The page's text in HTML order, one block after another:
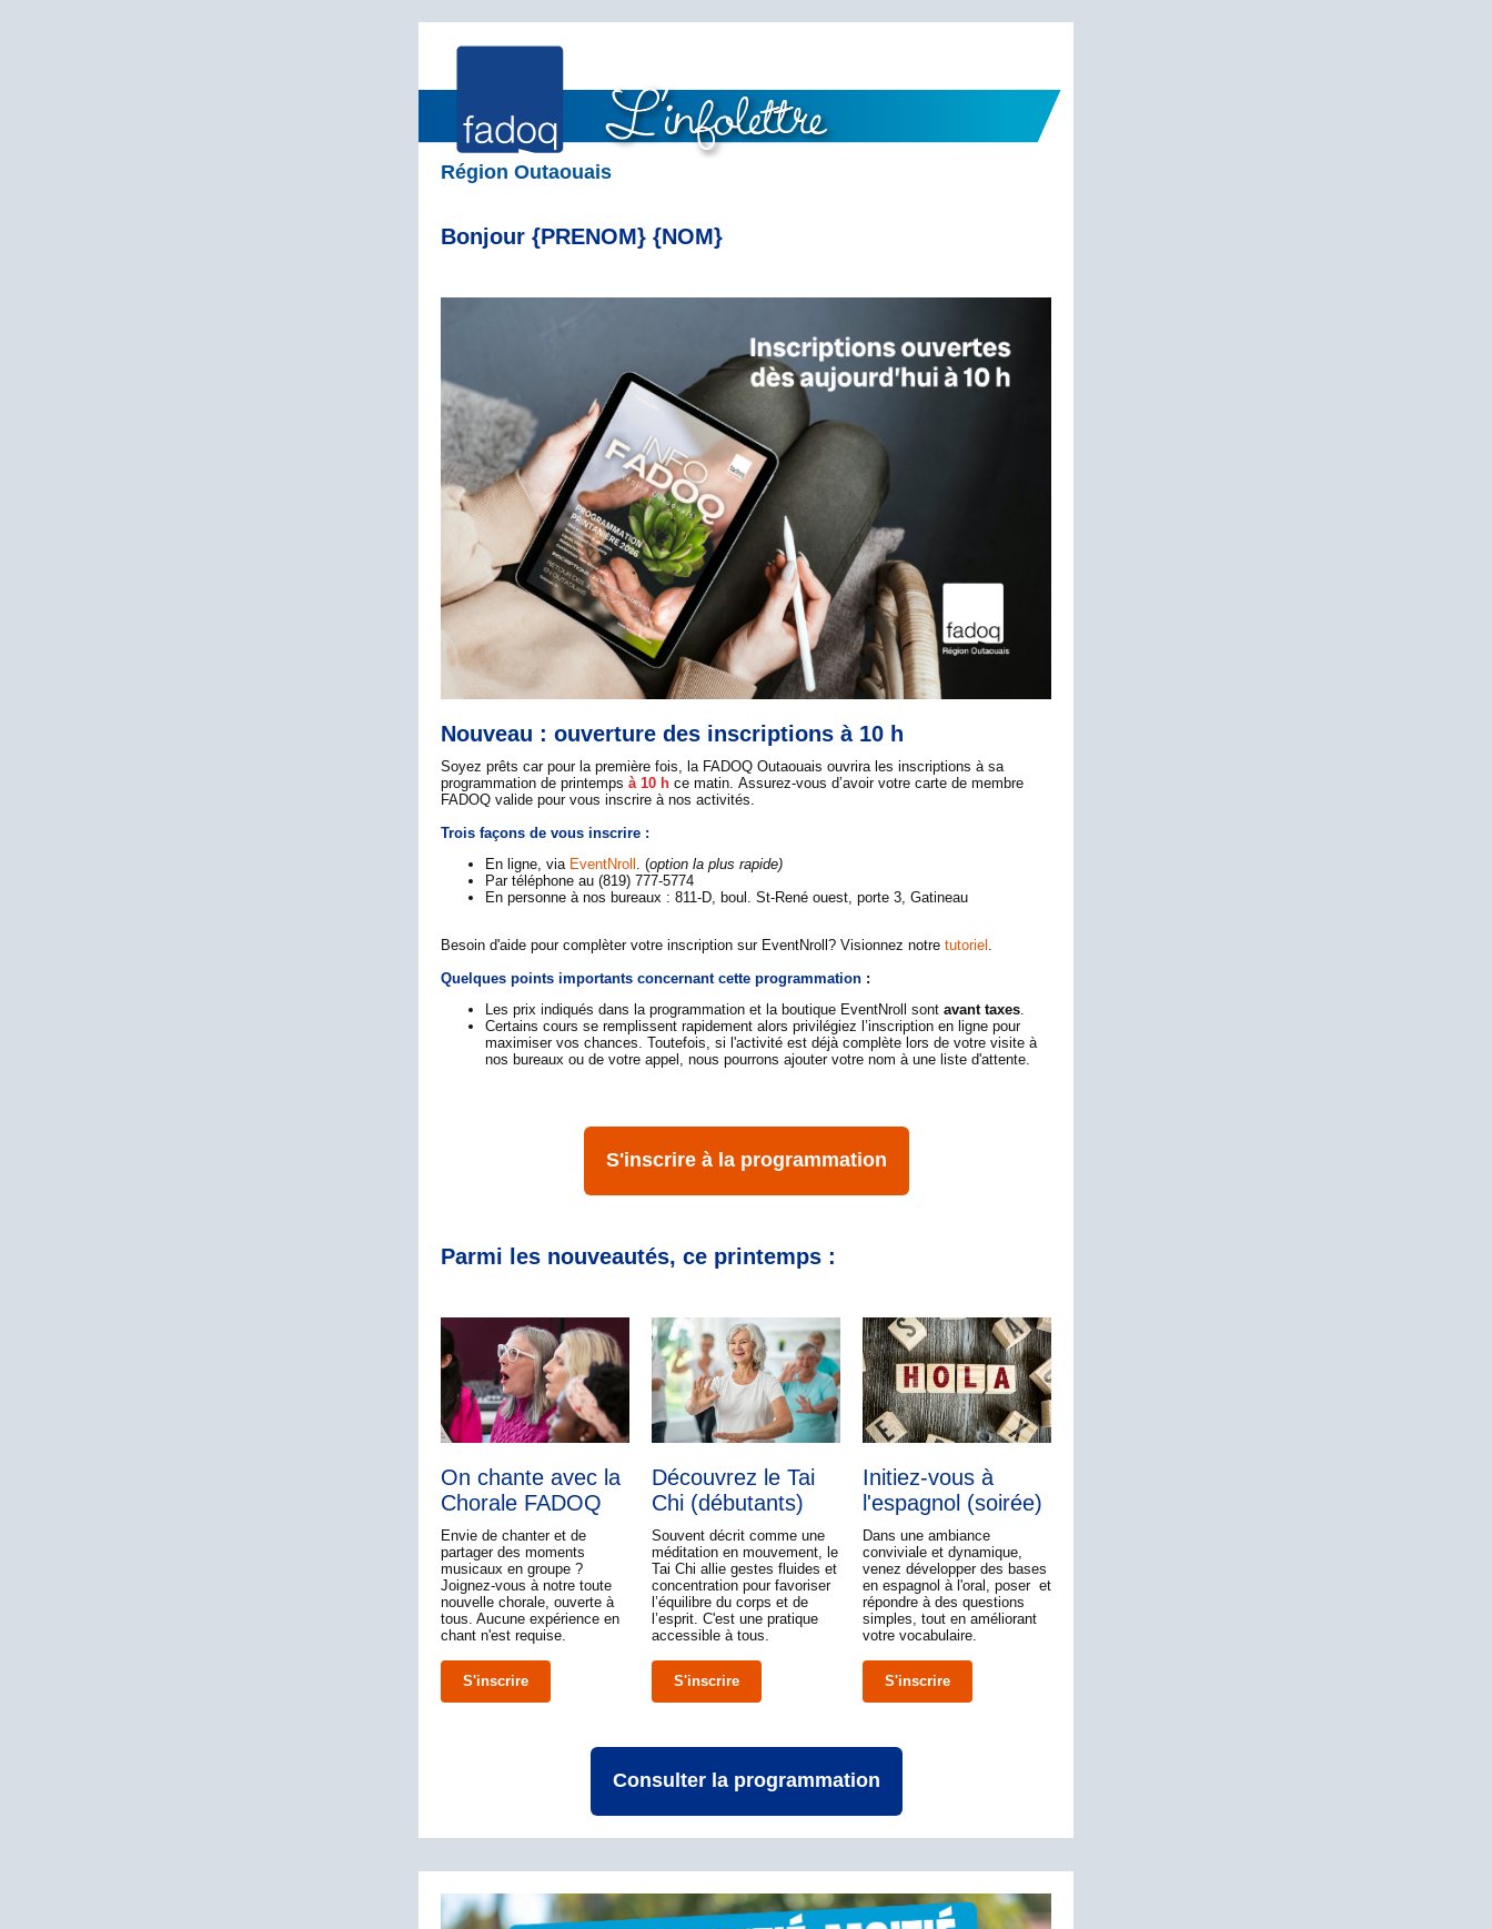
Région Outaouais
Bonjour {PRENOM} {NOM}
Nouveau : ouverture des inscriptions à 10 h
Soyez prêts car pour la première fois, la FADOQ Outaouais ouvrira les inscriptions à sa
programmation de printemps à 10 h ce matin. Assurez-vous d’avoir votre carte de membre
FADOQ valide pour vous inscrire à nos activités.
Trois façons de vous inscrire :
En ligne, via EventNroll . (option la plus rapide)
Par téléphone au (819) 777-5774
En personne à nos bureaux : 811-D, boul. St-René ouest, porte 3, Gatineau
Besoin d'aide pour complèter votre inscription sur EventNroll? Visionnez notre tutoriel .
Quelques points importants concernant cette programmation :
Les prix indiqués dans la programmation et la boutique EventNroll sont avant taxes.
Certains cours se remplissent rapidement alors privilégiez l’inscription en ligne pour
maximiser vos chances. Toutefois, si l'activité est déjà complète lors de votre visite à
nos bureaux ou de votre appel, nous pourrons ajouter votre nom à une liste d'attente.
S'inscrire à la programmation
Parmi les nouveautés, ce printemps :
On chante avec la
Chorale FADOQ
Envie de chanter et de
partager des moments
musicaux en groupe ?
Joignez-vous à notre toute
nouvelle chorale, ouverte à
tous. Aucune expérience en
chant n'est requise.
S'inscrire
Découvrez le Tai
Chi (débutants)
Souvent décrit comme une
méditation en mouvement, le
Tai Chi allie gestes fluides et
concentration pour favoriser
l’équilibre du corps et de
l’esprit. C'est une pratique
accessible à tous.
S'inscrire
Initiez-vous à
l'espagnol (soirée)
Dans une ambiance
conviviale et dynamique,
venez développer des bases
en espagnol à l'oral, poser et
répondre à des questions
simples, tout en améliorant
votre vocabulaire.
S'inscrire
Consulter la programmation